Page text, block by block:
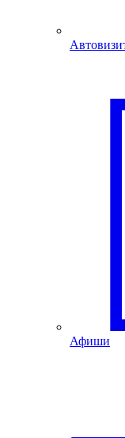
Афиши